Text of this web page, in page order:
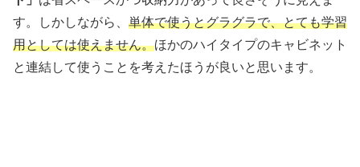
す。しかしながら、 単体で使うとグラグラで、とても学習
用としては使えません。ほかのハイタイプのキャビネット
と連結して使うことを考えたほうが良いと思います。